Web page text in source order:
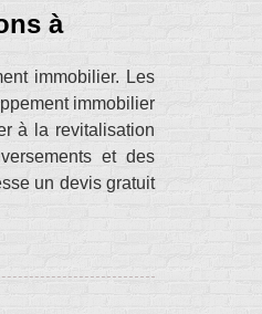
à
immobilier. Les
immobilier
à la revitalisation
et des
un devis gratuit